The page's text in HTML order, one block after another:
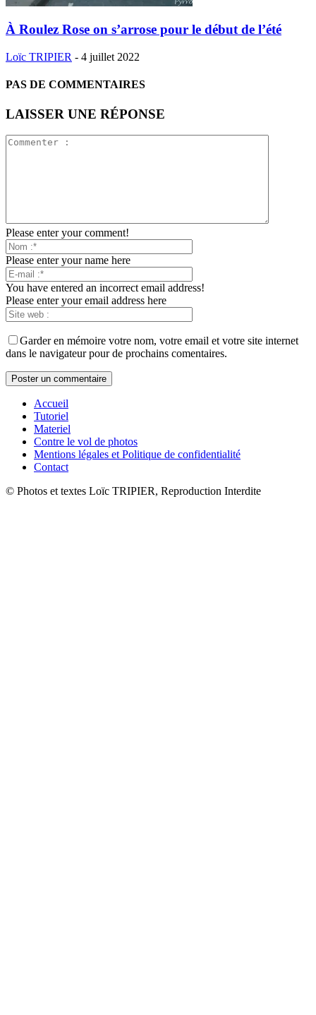
À Roulez Rose on s’arrose pour le début de l’été
Loïc TRIPIER - 4 juillet 2022
PAS DE COMMENTAIRES
LAISSER UNE RÉPONSE
Please enter your comment!
Please enter your name here
You have entered an incorrect email address!
Please enter your email address here
Garder en mémoire votre nom, votre email et votre site internet
dans le navigateur pour de prochains comentaires.
Accueil
Tutoriel
Materiel
Contre le vol de photos
Mentions légales et Politique de confidentialité
Contact
© Photos et textes Loïc TRIPIER, Reproduction Interdite